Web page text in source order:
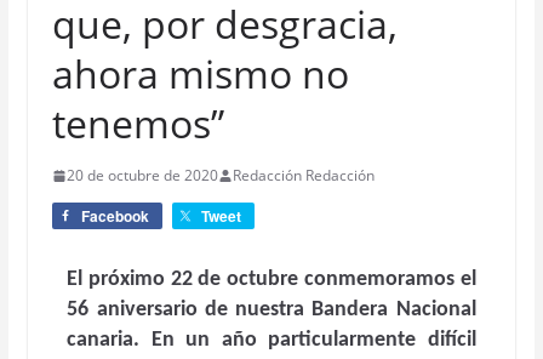
que, por desgracia,
ahora mismo no
tenemos”
20 de octubre de 2020 Redacción Redacción
Facebook Tweet
El próximo 22 de octubre conmemoramos el
56 aniversario de nuestra Bandera Nacional
canaria. En un año particularmente difícil